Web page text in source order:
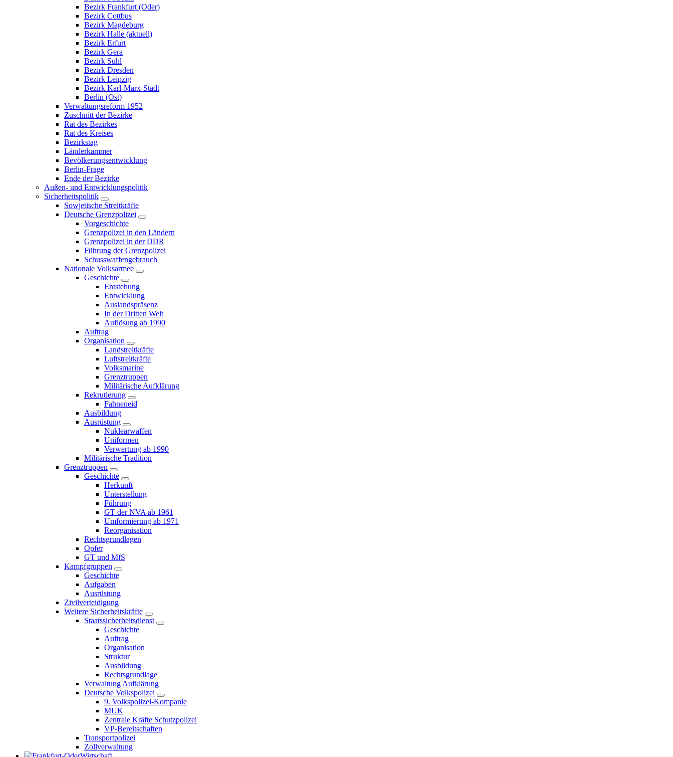
Bezirk Frankfurt (Oder)
Bezirk Cottbus
Bezirk Magdeburg
Bezirk Halle (aktuell)
Bezirk Erfurt
Bezirk Gera
Bezirk Suhl
Bezirk Dresden
Bezirk Leipzig
Bezirk Karl-Marx-Stadt
Berlin (Ost)
Verwaltungsreform 1952
Zuschnitt der Bezirke
Rat des Bezirkes
Rat des Kreises
Bezirkstag
Länderkammer
Bevölkerungsentwicklung
Berlin-Frage
Ende der Bezirke
Außen- und Entwicklungspolitik
Sicherheitspolitik
Sowjetische Streitkräfte
Deutsche Grenzpolizei
Vorgeschichte
Grenzpolizei in den Ländern
Grenzpolizei in der DDR
Führung der Grenzpolizei
Schusswaffengebrauch
Nationale Volksarmee
Geschichte
Entstehung
Entwicklung
Auslandspräsenz
In der Dritten Welt
Auflösung ab 1990
Auftrag
Organisation
Landstreitkräfte
Luftstreitkräfte
Volksmarine
Grenztruppen
Militärische Aufklärung
Rekrutierung
Fahneneid
Ausbildung
Ausrüstung
Nuklearwaffen
Uniformen
Verwertung ab 1990
Militärische Tradition
Grenztruppen
Geschichte
Herkunft
Unterstellung
Führung
GT der NVA ab 1961
Umformierung ab 1971
Reorganisation
Rechtsgrundlagen
Opfer
GT und MfS
Kampfgruppen
Geschichte
Aufgaben
Ausrüstung
Zivilverteidigung
Weitere Sicherheitskräfte
Staatssicherheitsdienst
Geschichte
Auftrag
Organisation
Struktur
Ausbildung
Rechtsgrundlage
Verwaltung Aufklärung
Deutsche Volkspolizei
9. Volkspolizei-Kompanie
MUK
Zentrale Kräfte Schutzpolizei
VP-Bereitschaften
Transportpolizei
Zollverwaltung